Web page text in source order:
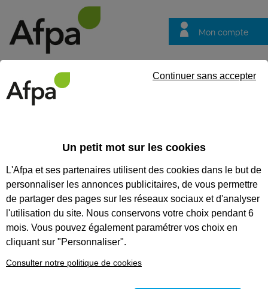
Mon compte
questions
Décryptage
Le secteur du
bâtiment, en
infographie
Le secteur du bâtiment vous
intéresse. Mais à quoi ressemblent
ses métiers ? Combien aurez-vous
Un petit mot sur les cookies
L'Afpa et ses partenaires utilisent des cookies dans le but de
personnaliser les annonces publicitaires, de vous permettre
de partager des pages sur les réseaux sociaux et d'analyser
l'utilisation du site. Nous conservons votre choix pendant 6
mois. Vous pouvez également paramétrer vos choix en
cliquant sur "Personnaliser".
Consulter notre politique de cookies
Continuer sans accepter